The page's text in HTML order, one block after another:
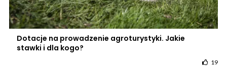
Dotacje na prowadzenie agroturystyki. Jakie
stawki i dla kogo?
19